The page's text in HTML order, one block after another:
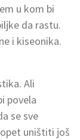
u kom bi
da rastu.
i kiseonika.
Ali
povela
se sve
uništiti još